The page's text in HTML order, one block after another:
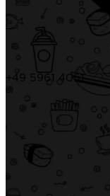
+49 5961 4051